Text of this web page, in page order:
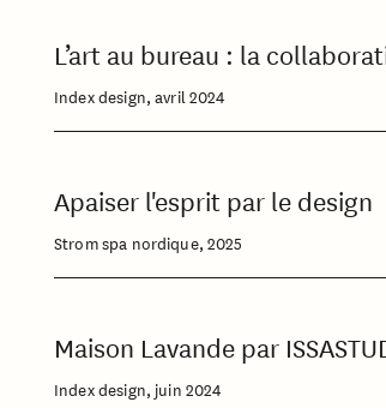
L’art au bureau : la
Index design, avril 2024
Apaiser l'esprit par le design
Strom spa nordique, 2025
Maison Lavande par
Index design, juin 2024